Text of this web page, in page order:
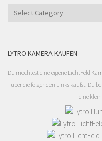
Kategorien
LYTRO KAMERA KAUFEN
Du möchtest eine eigene LichtFeld
über die folgenden Links kaufst. Du
eine